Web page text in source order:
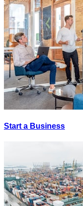
Start a Business